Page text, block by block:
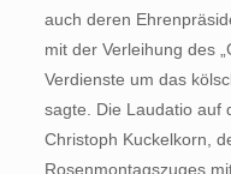
auch deren
mit der Verleihung des
Verdienste um das
sagte. Die Laudatio auf
Christoph Kuckelkorn,
Rosenmontagszuges